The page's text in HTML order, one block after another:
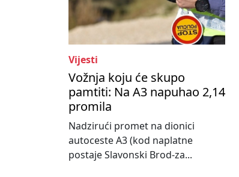
Vijesti
Vožnja koju će skupo
pamtiti: Na A3 napuhao 2,14
promila
Nadzirući promet na dionici
autoceste A3 (kod naplatne
postaje Slavonski Brod-za...